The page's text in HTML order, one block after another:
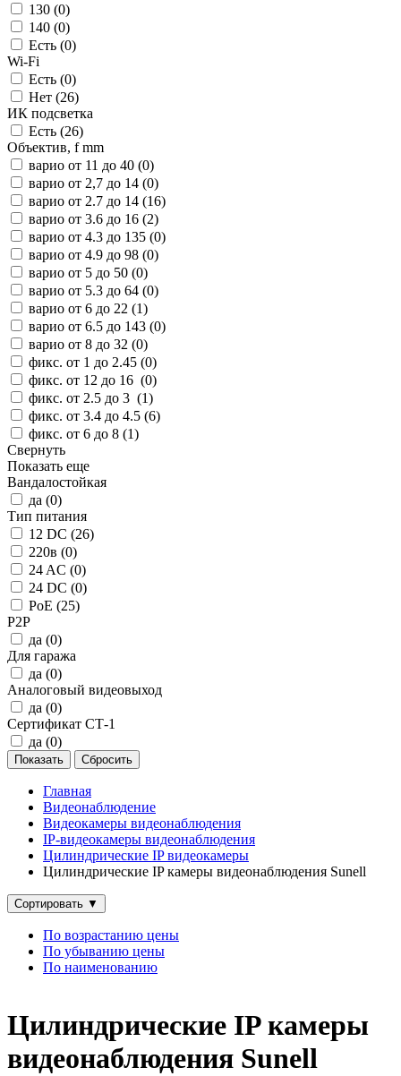
130 (0)
140 (0)
Есть (0)
Wi-Fi
Есть (0)
Нет (26)
ИК подсветка
Есть (26)
Объектив, f mm
варио от 11 до 40 (0)
варио от 2,7 до 14 (0)
варио от 2.7 до 14 (16)
варио от 3.6 до 16 (2)
варио от 4.3 до 135 (0)
варио от 4.9 до 98 (0)
варио от 5 до 50 (0)
варио от 5.3 до 64 (0)
варио от 6 до 22 (1)
варио от 6.5 до 143 (0)
варио от 8 до 32 (0)
фикс. от 1 до 2.45 (0)
фикс. от 12 до 16 (0)
фикс. от 2.5 до 3 (1)
фикс. от 3.4 до 4.5 (6)
фикс. от 6 до 8 (1)
Свернуть
Показать еще
Вандалостойкая
да (0)
Тип питания
12 DC (26)
220в (0)
24 AC (0)
24 DC (0)
PoE (25)
P2P
да (0)
Для гаража
да (0)
Аналоговый видеовыход
да (0)
Сертификат СТ-1
да (0)
Главная
Видеонаблюдение
Видеокамеры видеонаблюдения
IP‑видеокамеры видеонаблюдения
Цилиндрические IP видеокамеры
Цилиндрические IP камеры видеонаблюдения Sunell
Сортировать ▼
По возрастанию цены
По убыванию цены
По наименованию
Цилиндрические IP камеры
видеонаблюдения Sunell